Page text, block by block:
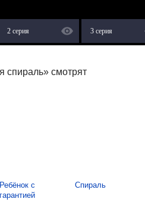
2 серия 3 серия
спираль» смотрят
Ребёнок с
гарантией
Спираль